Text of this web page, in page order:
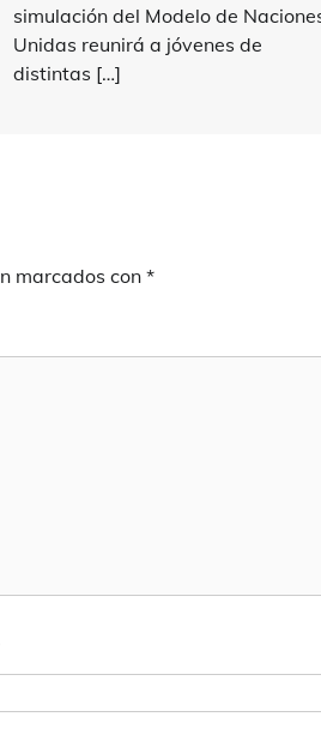
simulación del Modelo de
Unidas reunirá a jóvenes de
distintas […]
marcados con *